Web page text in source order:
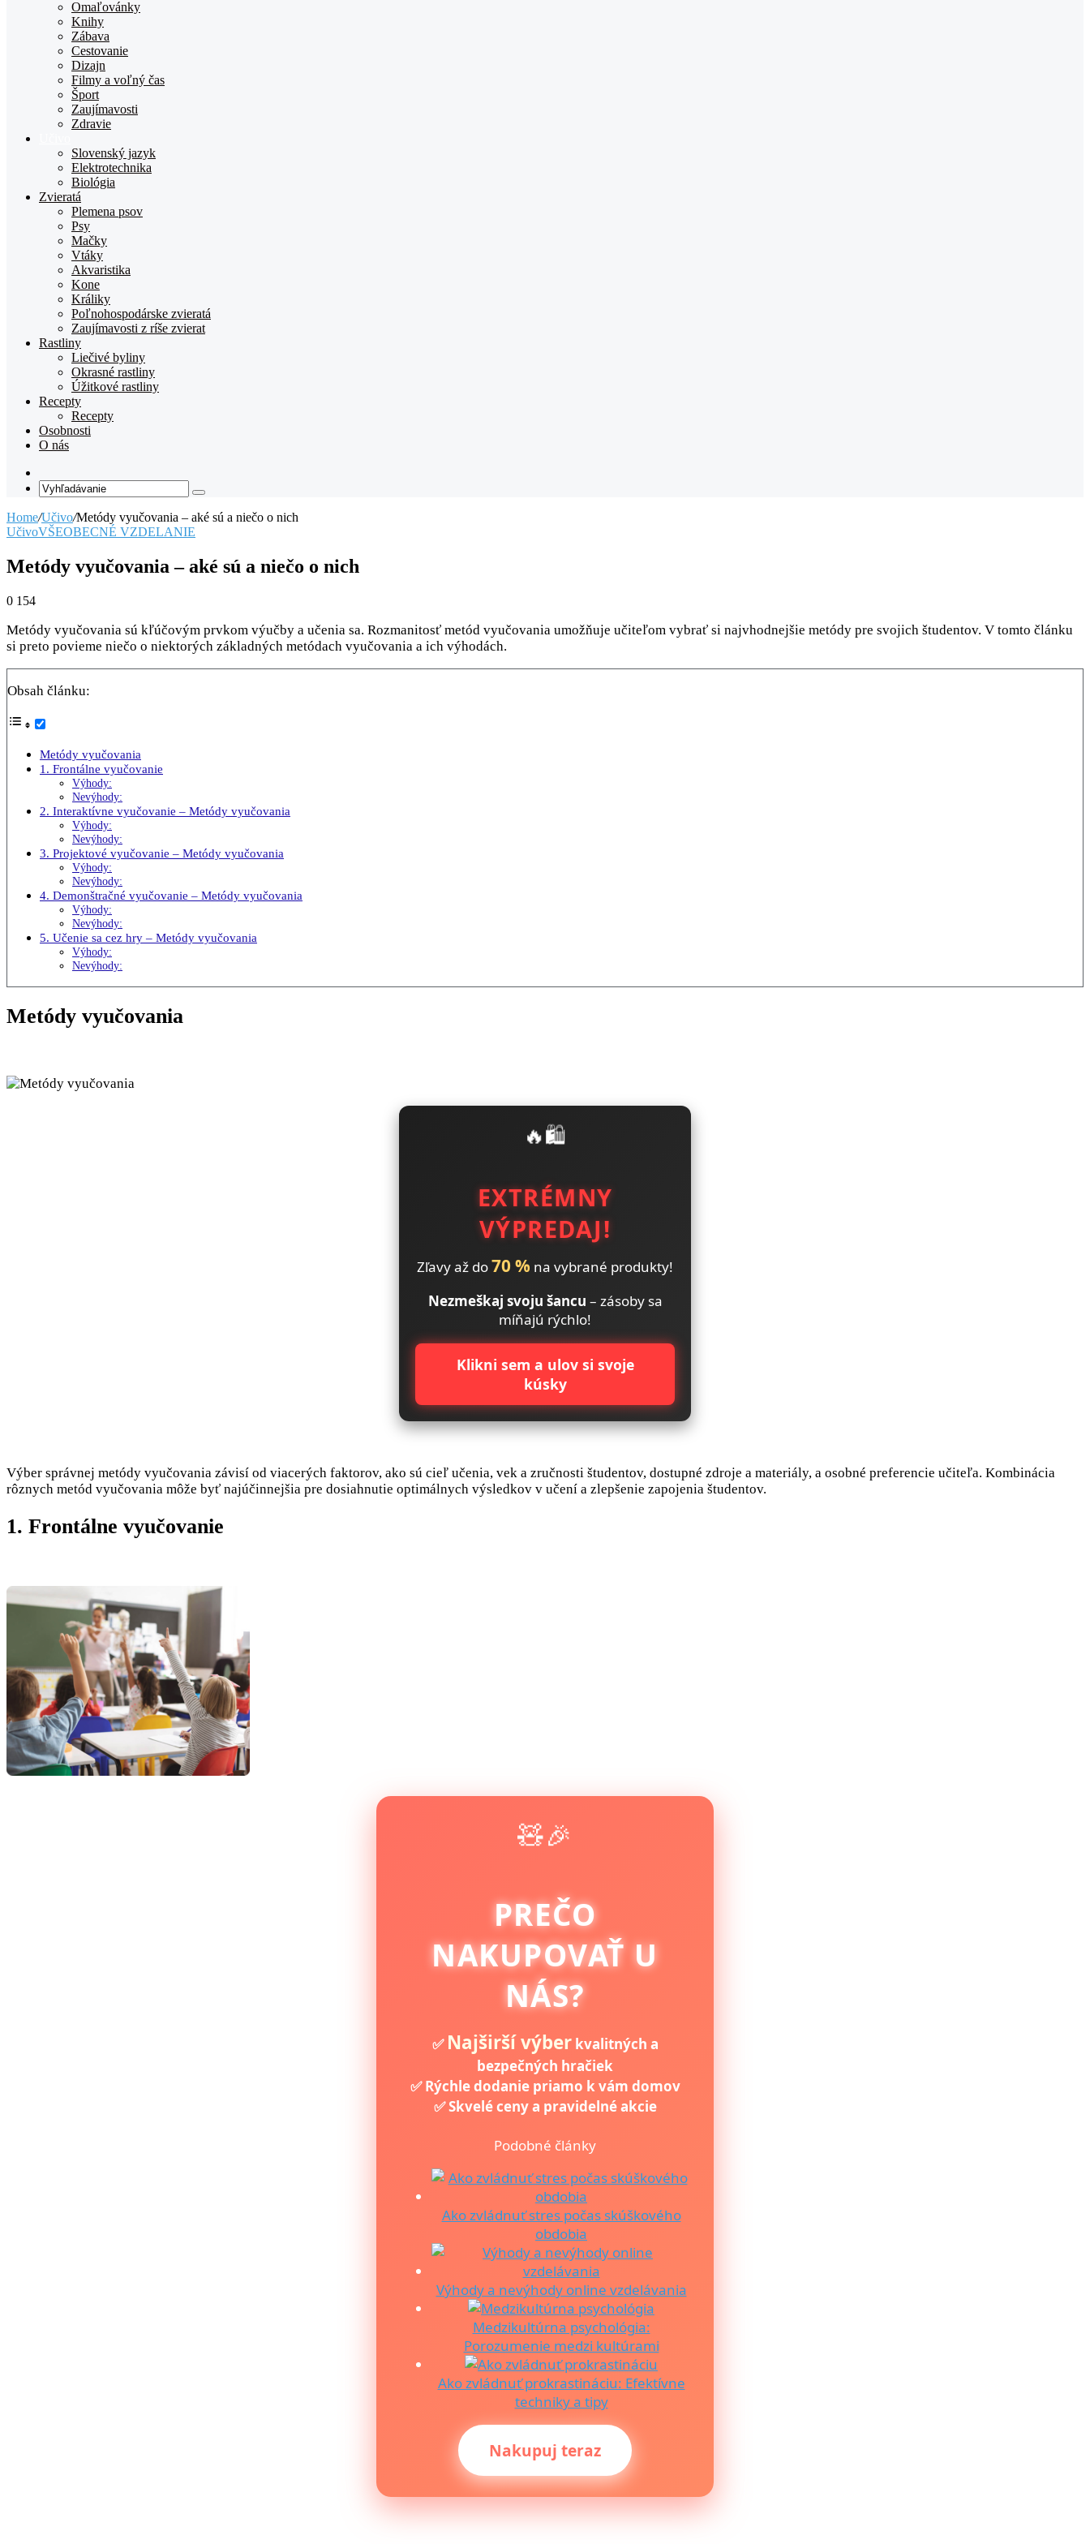
TOPden.skOmaľovánky
Knihy
Zábava
Cestovanie
Dizajn
Filmy a voľný čas
Šport
Zaujímavosti
Zdravie
Slovenský jazyk
Elektrotechnika
Biológia
Zvieratá
Plemena psov
Psy
Mačky
Vtáky
Akvaristika
Kone
Králiky
Poľnohospodárske zvieratá
Zaujímavosti z ríše zvierat
Rastliny
Liečivé byliny
Okrasné rastliny
Úžitkové rastliny
Recepty
Recepty
Osobnosti
O nás
Article
Vyhľadávanie
Home/Učivo/Metódy vyučovania – aké sú a niečo o nich
UčivoVŠEOBECNÉ VZDELANIE
Metódy vyučovania – aké sú a niečo o nich
0 154
Metódy vyučovania sú kľúčovým prvkom výučby a učenia sa. Rozmanitosť metód vyučovania umožňuje učiteľom vybrať si najvhodnejšie metódy pre svojich študentov. V tomto článku
si preto povieme niečo o niektorých základných metódach vyučovania a ich výhodách.
Obsah článku:
Metódy vyučovania
1. Frontálne vyučovanie
Výhody:
Nevýhody:
2. Interaktívne vyučovanie – Metódy vyučovania
Výhody:
Nevýhody:
3. Projektové vyučovanie – Metódy vyučovania
Výhody:
Nevýhody:
4. Demonštračné vyučovanie – Metódy vyučovania
Výhody:
Nevýhody:
5. Učenie sa cez hry – Metódy vyučovania
Výhody:
Nevýhody:
Metódy vyučovania
🔥🛍️
EXTRÉMNY
VÝPREDAJ!
Zľavy až do70 % na vybrané produkty!
Nezmeškaj svoju šancu – zásoby sa
míňajú rýchlo!
Klikni sem a ulov si svoje
kúsky
Výber správnej metódy vyučovania závisí od viacerých faktorov, ako sú cieľ učenia, vek a zručnosti študentov, dostupné zdroje a materiály, a osobné preferencie učiteľa. Kombinácia
rôznych metód vyučovania môže byť najúčinnejšia pre dosiahnutie optimálnych výsledkov v učení a zlepšenie zapojenia študentov.
1. Frontálne vyučovanie
🧸🎉
PREČO
NAKUPOVAŤ U
NÁS?
✅ Najširší výberkvalitných a
bezpečných hračiek
✅ Rýchle dodanie priamo k vám domov
✅ Skvelé ceny a pravidelné akcie
Podobné články
Ako zvládnuť stres počas skúškového
obdobia
Výhody a nevýhody online vzdelávania
Medzikultúrna psychológia:
Porozumenie medzi kultúrami
Ako zvládnuť prokrastináciu: Efektívne
techniky a tipy
Nakupuj teraz